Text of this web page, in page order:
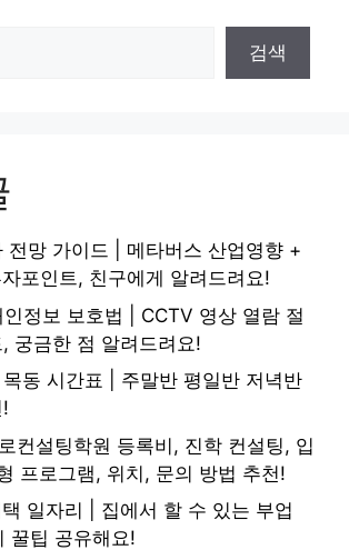
검색
전망 가이드 | 메타버스 산업영향 +
포인트, 친구에게 알려드려요!
정보 보호법 | CCTV 영상 열람 절
궁금한 점 알려드려요!
동 시간표 | 주말반 평일반 저녁반
컨설팅학원 등록비, 진학 컨설팅, 입
프로그램, 위치, 문의 방법 추천!
일자리 | 집에서 할 수 있는 부업
꿀팁 공유해요!